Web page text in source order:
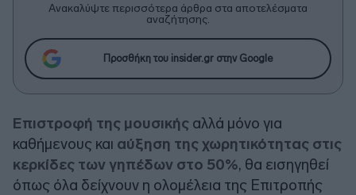
Ανακαλύψτε περισσότερα άρθρα στα αποτελέσματα
αναζήτησης.
Προσθήκη του insider.gr στην Google
Eπιστροφή της μουσικής αλλά μόνο για
καθήμενους και αύξηση της χωρητικότητας στις
κερκίδες των γηπέδων στο 50%, θα εισηγηθεί
όπως όλα δείχνουν η ολομέλεια της Επιτροπής